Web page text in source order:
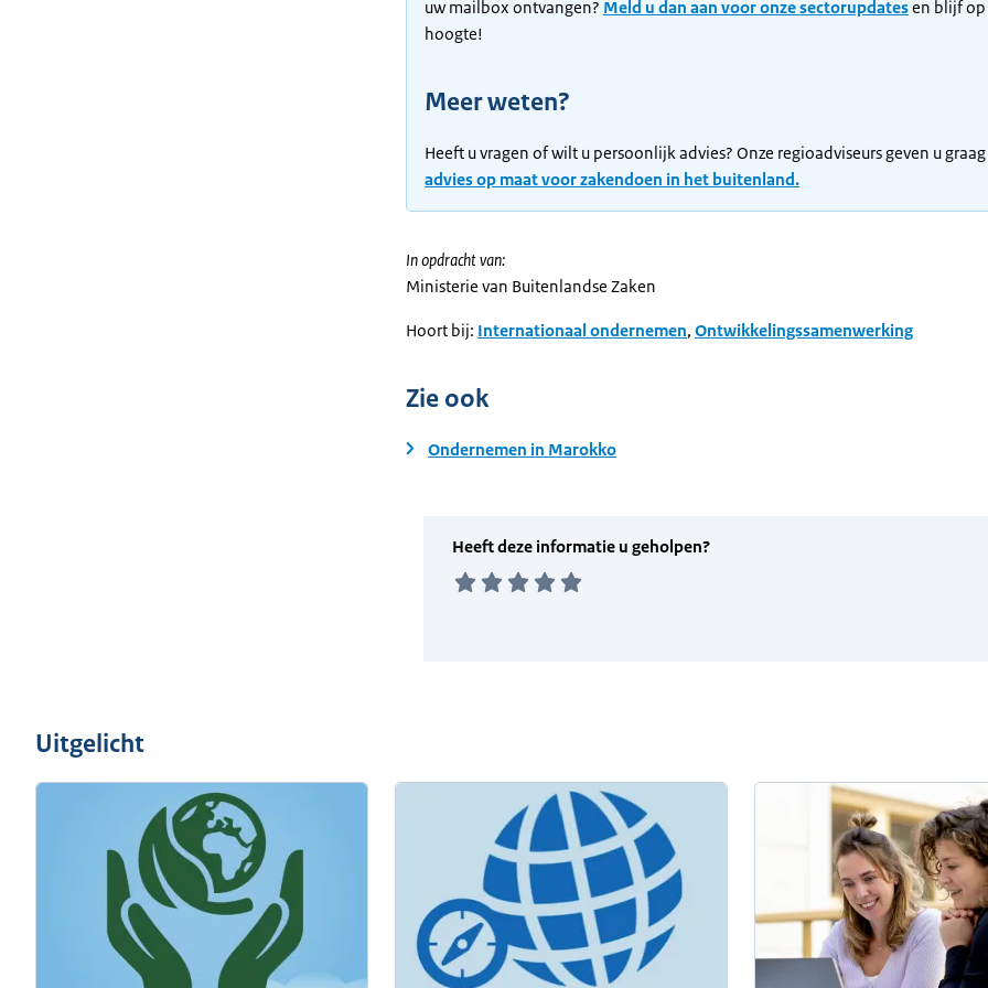
uw mailbox ontvangen? Meld u dan aan voor onze sectorupdatesen blijf
hoogte!
Meer weten?
Heeft u vragen of wilt u persoonlijk advies? Onze regioadviseurs geven u graag
advies op maat voor zakendoen in het buitenland.
In opdracht van:
Ministerie van Buitenlandse Zaken
Hoort bij: Internationaal ondernemen, Ontwikkelingssamenwerking
Zie ook
Ondernemen in Marokko
Uitgelicht